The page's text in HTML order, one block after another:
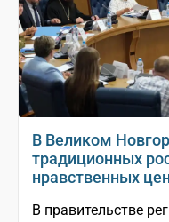
В Великом
традиционных
нравственных
В правительстве